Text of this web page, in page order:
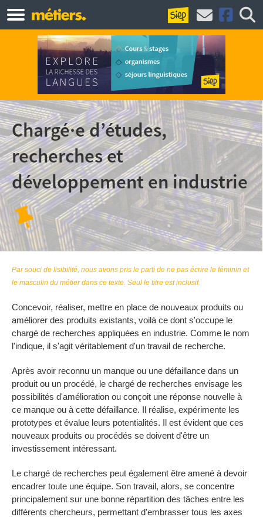
Chargé·e d’études,
recherches et
développement en industrie
Par souci de lisibilité, nous avons pris le parti de ne pas écrire le féminin et
le masculin du métier dans ce texte. Seul le titre est inclusif.
Concevoir, réaliser, mettre en place de nouveaux produits ou
améliorer des produits existants, voilà ce dont s'occupe le
chargé de recherches appliquées en industrie. Comme le nom
l'indique, il s'agit véritablement d'un travail de recherche.
Après avoir reconnu un manque ou une défaillance dans un
produit ou un procédé, le chargé de recherches envisage les
possibilités d'amélioration ou conçoit une réponse nouvelle à
ce manque ou à cette défaillance. Il réalise, expérimente les
prototypes et évalue leurs potentialités. Il est évident que ces
nouveaux produits ou procédés se doivent d'être un
investissement intéressant.
Le chargé de recherches peut également être amené à devoir
encadrer toute une équipe. Son travail, alors, se concentre
principalement sur une bonne répartition des tâches entre les
différents chercheurs, permettant d'embrasser tous les axes